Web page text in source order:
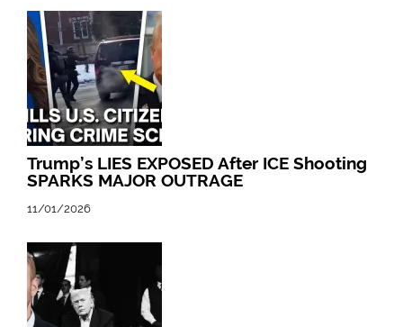
Trump’s LIES EXPOSED After ICE Shooting
SPARKS MAJOR OUTRAGE
11/01/2026